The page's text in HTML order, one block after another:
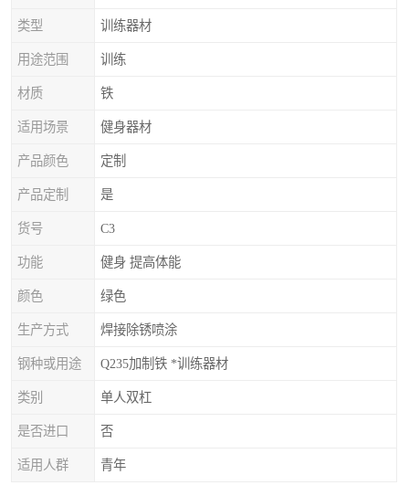
类型 训练器材
用途范围 训练
材质 铁
适用场景 健身器材
产品颜色 定制
产品定制 是
货号 C3
功能 健身 提高体能
颜色 绿色
生产方式 焊接除锈喷涂
钢种或用途 Q235加制铁 *训练器材
类别 单人双杠
是否进口 否
适用人群 青年